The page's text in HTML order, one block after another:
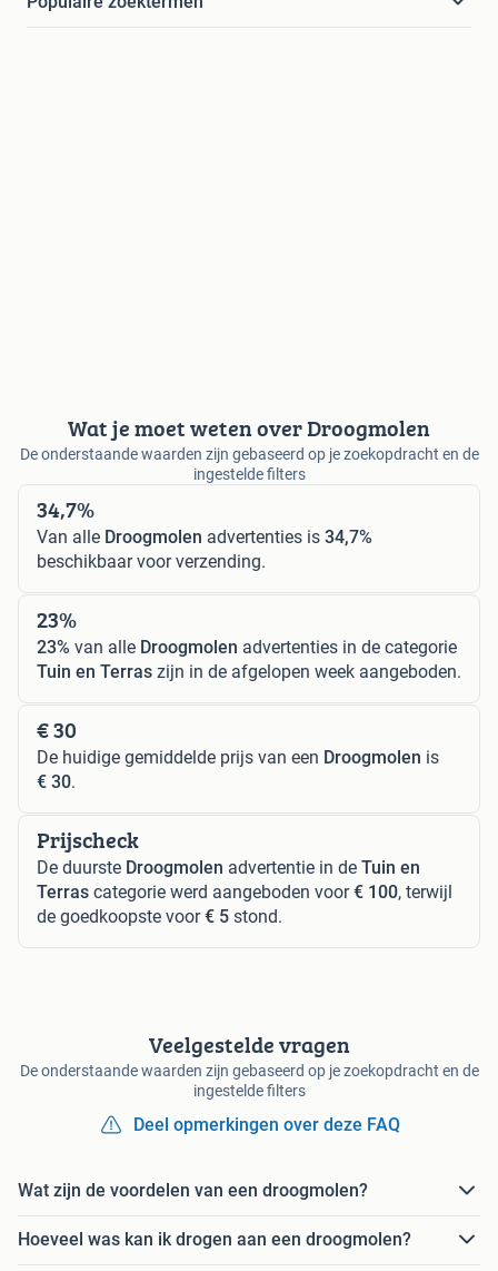
Wat je moet weten over Droogmolen
De onderstaande waarden zijn gebaseerd op je zoekopdracht en de
ingestelde filters
34,7%
Van alle Droogmolen advertenties is 34,7%
beschikbaar voor verzending.
23%
23% van alle Droogmolen advertenties in de categorie
Tuin en Terras zijn in de afgelopen week aangeboden.
€ 30
De huidige gemiddelde prijs van een Droogmolen is
€ 30.
Prijscheck
De duurste Droogmolen advertentie in de Tuin en
Terras categorie werd aangeboden voor€ 100, terwijl
de goedkoopste voor€ 5 stond.
Veelgestelde vragen
De onderstaande waarden zijn gebaseerd op je zoekopdracht en de
ingestelde filters
Deel opmerkingen over deze FAQ
Wat zijn de voordelen van een droogmolen?
Hoeveel was kan ik drogen aan een droogmolen?